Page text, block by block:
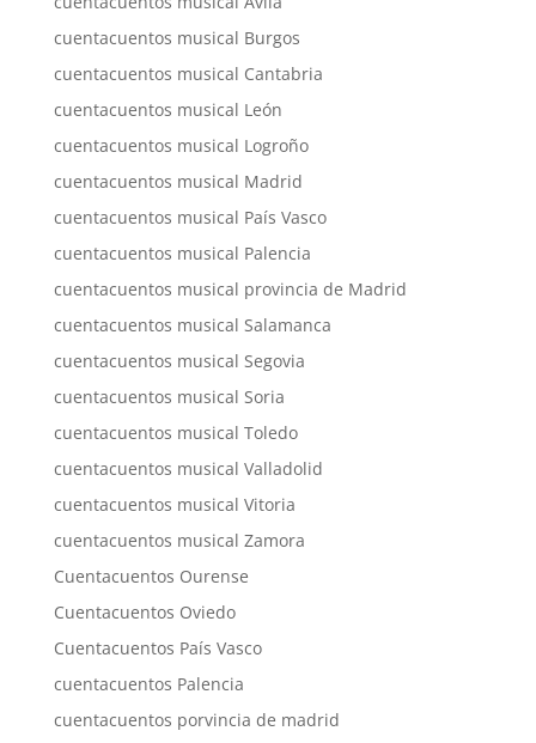
cuentacuentos musical Burgos
cuentacuentos musical Cantabria
cuentacuentos musical León
cuentacuentos musical Logroño
cuentacuentos musical Madrid
cuentacuentos musical País Vasco
cuentacuentos musical Palencia
cuentacuentos musical provincia de Madrid
cuentacuentos musical Salamanca
cuentacuentos musical Segovia
cuentacuentos musical Soria
cuentacuentos musical Toledo
cuentacuentos musical Valladolid
cuentacuentos musical Vitoria
cuentacuentos musical Zamora
Cuentacuentos Ourense
Cuentacuentos Oviedo
Cuentacuentos País Vasco
cuentacuentos Palencia
cuentacuentos porvincia de madrid